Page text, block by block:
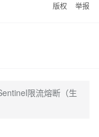
版权 举报
限流熔断（生